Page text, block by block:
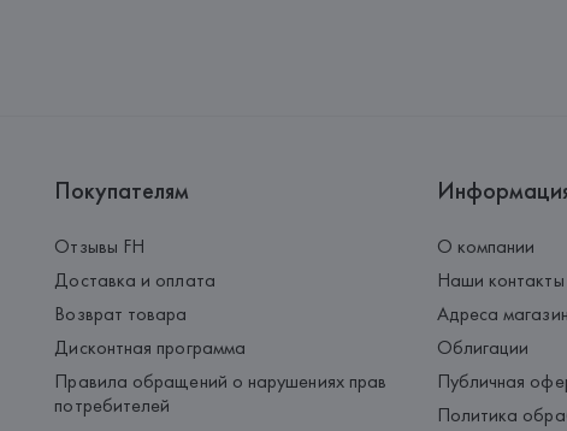
Покупателям
Отзывы FH
Доставка и оплата
Возврат товара
Дисконтная программа
Правила обращений о нарушениях прав
потребителей
О компании
Наши контакты
Адреса
Облигации
Публичная
Политика